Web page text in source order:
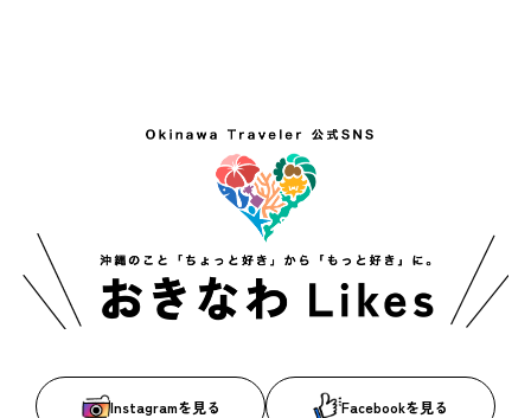
Instagramを見る Facebookを見る